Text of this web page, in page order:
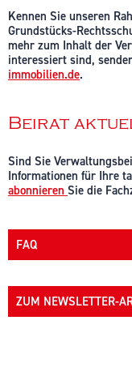
Kennen Sie unseren
Grundstücks-
mehr zum Inhalt der
interessiert sind,
immobilien.de.
Beirat
Sind Sie
Informationen für Ihre
abonnieren Sie die
FAQ
ZUM NEWSLETTER-